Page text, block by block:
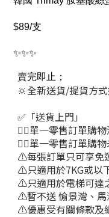
$89/支
✨✨✨
賣完即止；
🔆全新送貨/提貨方
✅「送貨上門」
👉🏻單一零售訂單購
👉🏻單一零售訂單購
⚠每張訂單只可享免
⚠只適用於7KG或以
⚠只適用於電梯可達
⚠暫不送 愉景灣、馬
⚠優惠受有關條款及